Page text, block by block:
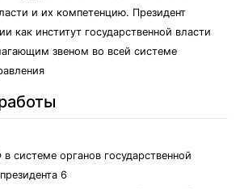
и их компетенцию. Президент
как институт государственной власти
звеном во всей системе
системе органов государственной
6